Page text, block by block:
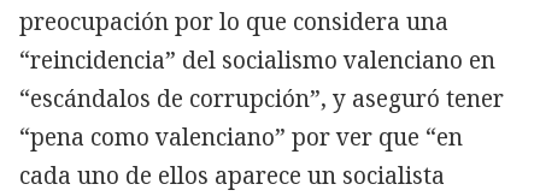
preocupación por lo que considera una
“reincidencia” del socialismo valenciano en
“escándalos de corrupción”, y aseguró tener
“pena como valenciano” por ver que “en
cada uno de ellos aparece un socialista